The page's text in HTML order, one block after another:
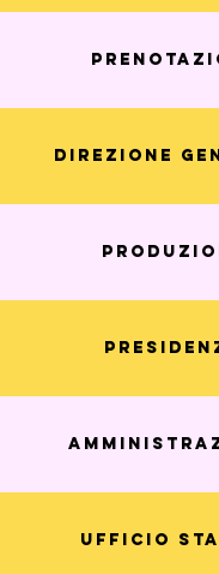
Direzione
Ufficio